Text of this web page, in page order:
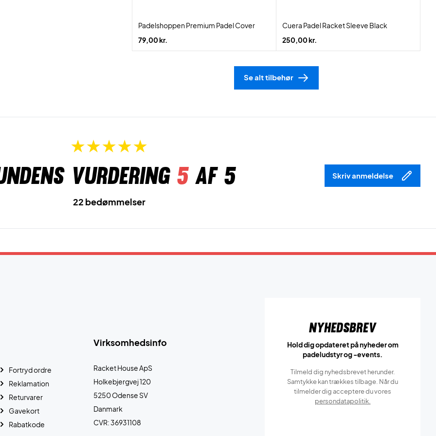
Padelshoppen Premium Padel Cover
79,00 kr.
Cuera Padel Racket Sleeve Black
250,00 kr.
Se alt tilbehør
vurdering 5af 5 Skriv anmeldelse
22 bedømmelser
Virksomhedsinfo
Racket House ApS
Holkebjergvej 120
5250 Odense SV
Danmark
CVR: 36931108
Fortryd ordre
Reklamation
Returvarer
Gavekort
Rabatkode
Nyhedsbrev
Hold dig opdateret på nyheder om
padeludstyr og -events.
Tilmeld dig nyhedsbrevet herunder.
Samtykke kan trækkes tilbage. Når du
tilmelder dig acceptere du vores
persondatapolitik.